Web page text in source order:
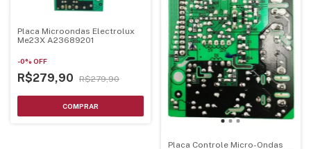
Placa Microondas Electrolux
Me23X A23689201
-0% OFF
R$279,90 R$279,90
Placa Controle Micro-Ondas